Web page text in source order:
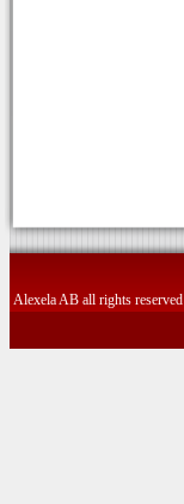
Alexela AB all rights reserved